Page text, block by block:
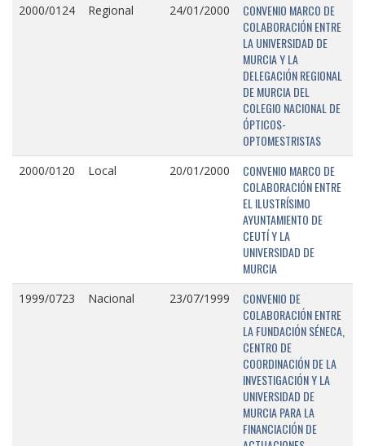
2000/0124 Regional 24/01/2000
CONVENIO MARCO DE
COLABORACIÓN ENTRE
LA UNIVERSIDAD DE
MURCIA Y LA
DELEGACIÓN REGIONAL
DE MURCIA DEL
COLEGIO NACIONAL DE
ÓPTICOS-
OPTOMESTRISTAS
2000/0120 Local 20/01/2000
CONVENIO MARCO DE
COLABORACIÓN ENTRE
EL ILUSTRÍSIMO
AYUNTAMIENTO DE
CEUTÍ Y LA
UNIVERSIDAD DE
MURCIA
1999/0723 Nacional 23/07/1999
CONVENIO DE
COLABORACIÓN ENTRE
LA FUNDACIÓN SÉNECA,
CENTRO DE
COORDINACIÓN DE LA
INVESTIGACIÓN Y LA
UNIVERSIDAD DE
MURCIA PARA LA
FINANCIACIÓN DE